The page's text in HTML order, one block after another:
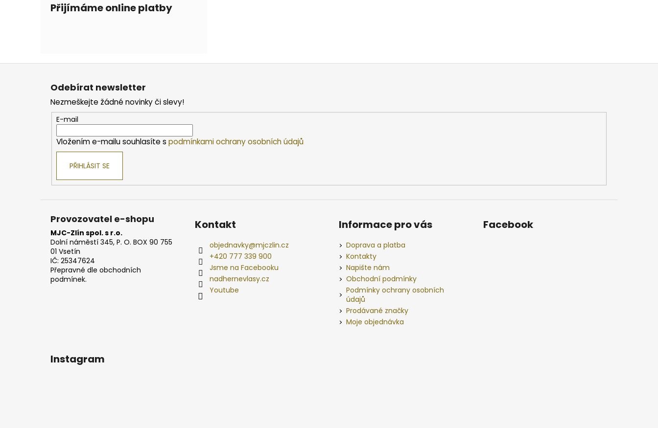
Přijímáme online platby
Z
Odebírat newsletter
Nezmeškejte žádné novinky či slevy!
E-mail
Vložením e-mailu souhlasíte s podmínkami ochrany osobních údajů
PŘIHLÁSIT SE
Provozovatel e-shopu
MJC-Zlín spol. s r.o.
Dolní náměstí 345, P. O. BOX 90 755
01 Vsetín
IČ: 25347624
Přepravné dle obchodních
podmínek.
Kontakt
objednavky@mjczlin.cz
+420 777 339 900
Jsme na Facebooku
nadhernevlasy.cz
Youtube
Informace pro vás
Doprava a platba
Kontakty
Napište nám
Obchodní podmínky
Podmínky ochrany osobních
údajů
Prodávané značky
Moje objednávka
Facebook
Instagram